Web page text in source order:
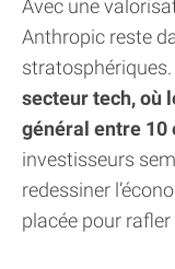
Avec une
Anthropic reste
stratosphériques.
secteur tech, où
général entre 10
investisseurs
redessiner
placée pour